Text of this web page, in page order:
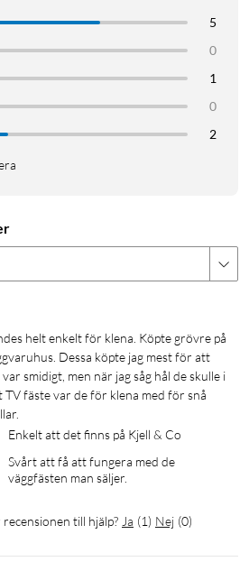
5
0
1
0
2
Dessa köpte jag mest för att
smidigt, men när jag såg hål de skulle i
TV fäste var de för klena med för snå
Enkelt att det finns på Kjell & Co
Svårt att få att fungera med de
väggfästen man säljer.
recensionen till hjälp? Ja (1) Nej (0)